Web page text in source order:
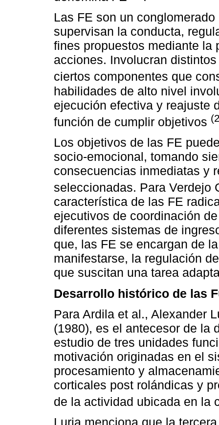
Las FE son un
supervisan la conducta,
fines propuestos mediante
acciones. Involucran
ciertos componentes que
habilidades de alto nivel
ejecución efectiva y reajuste
función de cumplir objetivos
Los objetivos de las FE
socio-emocional, tomando
consecuencias inmediatas y
seleccionadas. Para Verdejo
característica de las FE
ejecutivos de coordinación
diferentes sistemas de
que, las FE se encargan de
manifestarse, la regulación
que suscitan una tarea
Desarrollo histórico de las
Para Ardila et al., Alexander
(1980), es el antecesor de la
estudio de tres unidades
motivación originadas en el
procesamiento y
corticales post rolándicas y
de la actividad ubicada en la
Luria menciona que la